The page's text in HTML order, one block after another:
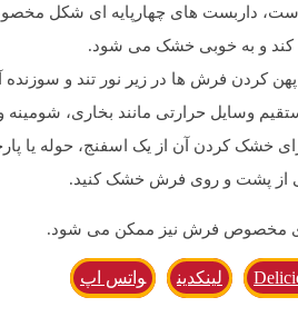
داربست های چهارپایه ای شکل مخصوصی
کند و به خوبی خشک می شود.
کردن فرش ها در زیر نور تند و سوزنده
وسایل حرارتی مانند بخاری، شومینه
کردن آن از یک اسفنج، حوله یا
از پشت و روی فرش خشک کنید.
مخصوص فرش نیز ممکن می شود.
لینکدین واتس اپ